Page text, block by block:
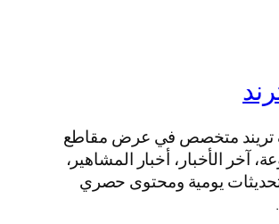
تريند متخصص في عرض مقاطع
آخر الأخبار، أخبار المشاهير،
تحديثات يومية ومحتوى حصري